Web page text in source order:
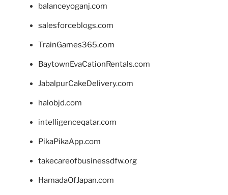
balanceyoganj.com
salesforceblogs.com
TrainGames365.com
BaytownEvaCationRentals.com
JabalpurCakeDelivery.com
halobjd.com
intelligenceqatar.com
PikaPikaApp.com
takecareofbusinessdfw.org
HamadaOfJapan.com